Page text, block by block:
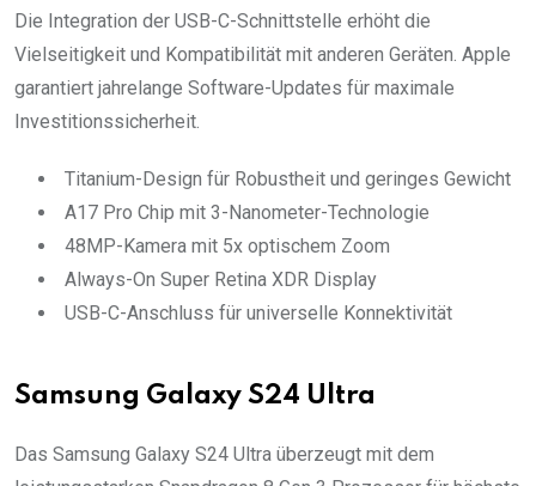
Die Integration der USB-C-Schnittstelle erhöht die
Vielseitigkeit und Kompatibilität mit anderen Geräten. Apple
garantiert jahrelange Software-Updates für maximale
Investitionssicherheit.
Titanium-Design für Robustheit und geringes Gewicht
A17 Pro Chip mit 3-Nanometer-Technologie
48MP-Kamera mit 5x optischem Zoom
Always-On Super Retina XDR Display
USB-C-Anschluss für universelle Konnektivität
Samsung Galaxy S24 Ultra
Das Samsung Galaxy S24 Ultra überzeugt mit dem